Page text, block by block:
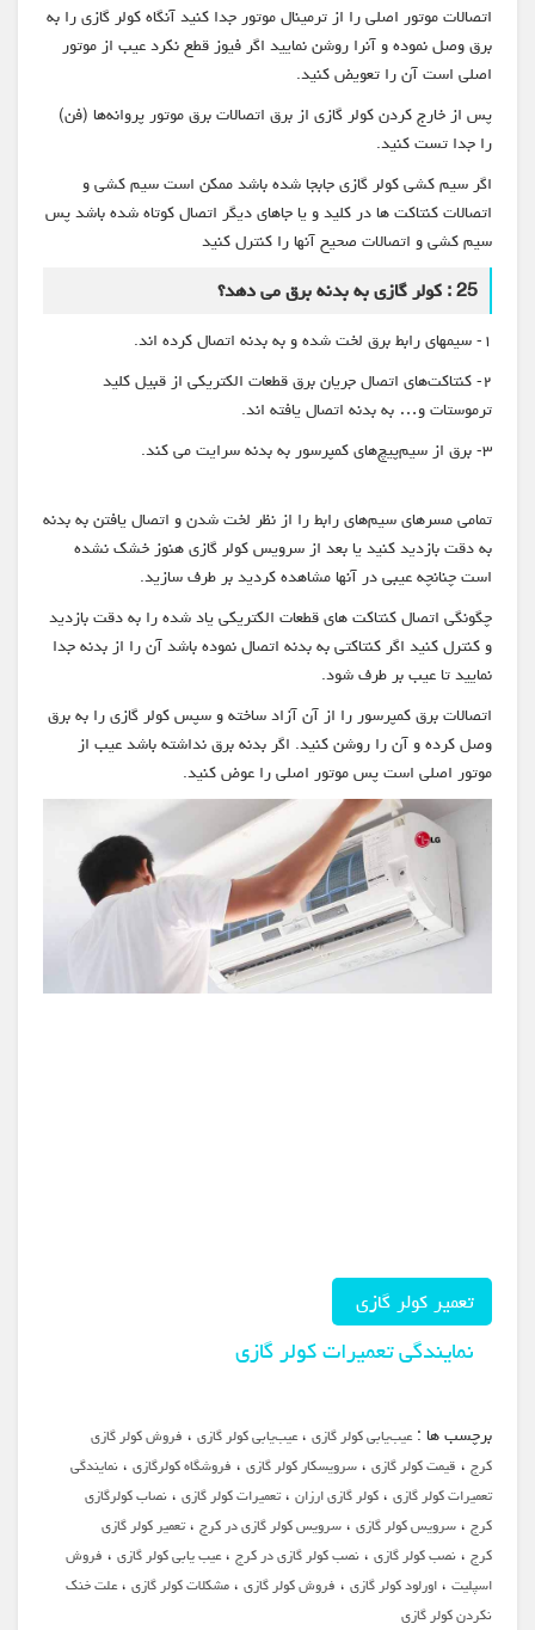
اتصالات موتور اصلی را از ترمینال موتور جدا کنید آنگاه کولر گازی را به
برق وصل نموده و آنرا روشن نمایید اگر فیوز قطع نکرد عیب از موتور
اصلی است آن را تعویض کنید.
پس از خارج کردن کولر گازی از برق اتصالات برق موتور پروانه‌ها (فن)
را جدا تست کنید.
اگر سیم کشی کولر گازی جابجا شده باشد ممکن است سیم کشی و
اتصالات کنتاکت ها در کلید و یا جاهای دیگر اتصال کوتاه شده باشد پس
سیم کشی و اتصالات صحیح آنها را کنترل کنید
25 : کولر گازی به بدنه برق می دهد؟
۱- سیمهای رابط برق لخت شده و به بدنه اتصال کرده اند.
۲- کنتاکت‌های اتصال جریان برق قطعات الکتریکی از قبیل کلید
ترموستات و… به بدنه اتصال یافته اند.
۳- برق از سیم‌پیچ‌های کمپرسور به بدنه سرایت می کند.
تمامی مسرهای سیم‌های رابط را از نظر لخت شدن و اتصال یافتن به بدنه
به دقت بازدید کنید یا بعد از سرویس کولر گازی هنوز خشک نشده
است چنانچه عیبی در آنها مشاهده کردید بر طرف سازید.
چگونگی اتصال کنتاکت های قطعات الکتریکی یاد شده را به دقت بازدید
و کنترل کنید اگر کنتاکتی به بدنه اتصال نموده باشد آن را از بدنه جدا
نمایید تا عیب بر طرف شود.
اتصالات برق کمپرسور را از آن آزاد ساخته و سپس کولر گازی را به برق
وصل کرده و آن را روشن کنید. اگر بدنه برق نداشته باشد عیب از
موتور اصلی است پس موتور اصلی را عوض کنید.
تعمیر کولر گازی
نمایندگی تعمیرات کولر گازی
سرویس کولر گازی در کرج
علت خنک نکردن کولر گازی
چرا کولر گازی باد گرم میزند
برچسب ها :عیب‌یابی کولر گازی،عیب‌یابی کولر گازی، فروش کولر گازی
کرج، قیمت کولر گازی،سرویسکار کولر گازی، فروشگاه کولرگازی،نمایندگی
تعمیرات کولر گازی،کولر گازی ارزان،تعمیرات کولر گازی،نصاب کولرگازی
کرج،سرویس کولر گازی،سرویس کولر گازی در کرج،تعمیر کولر گازی
کرج،نصب کولر گازی،نصب کولر گازی در کرج،عیب یابی کولر گازی، فروش
اسپلیت،اورلود کولر گازی، فروش کولر گازی،مشکلات کولر گازی،علت خنک
نکردن کولر گازی